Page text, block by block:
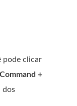
pode clicar
Command +
dos